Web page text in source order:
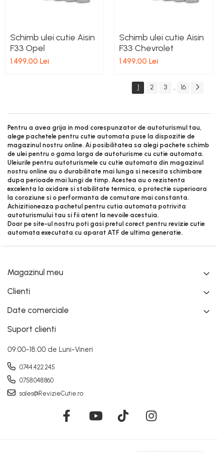
Schimb ulei cutie Aisin
F33 Opel
1.499,00 Lei
Schimb ulei cutie Aisin
F33 Chevrolet
1.499,00 Lei
1 2 3 ... 16
Pentru a avea grija in mod corespunzator de autoturismul tau,
alege pachetele pentru cutie automata puse la dispozitie de
magazinul nostru online. Ai posibilitatea sa alegi pachete schimb
de ulei pentru o gama larga de autoturisme cu cutie automata.
Uleiurile pentru autoturismele cu cutie automata din magazinul
nostru online au o durabilitate mai lunga si necesita schimbare
dupa perioade mai lungi de timp. Acestea au o rezistenta
excelenta la oxidare si stabilitate termica, o protectie superioara
la coroziune si o performanta de comutare mai constanta.
Achizitioneaza pachetul pentru cutia automata potrivita
autoturismului tau si fii atent la nevoile acestuia.
Doar pe site-ul nostru poti gasi pretul corect pentru revizie cutie
automata executata cu aparat ATF de ultima generatie.
Magazinul meu
Clienti
Date comerciale
Suport clienti
09:00-18:00 de Luni-Vineri
0744.422.245
0758.048.860
sales@RevizieCutie.ro